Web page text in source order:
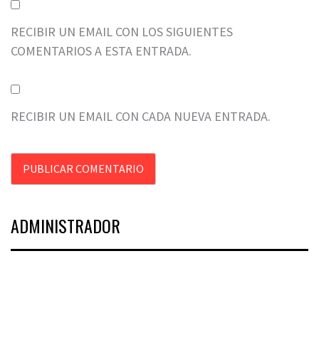
RECIBIR UN EMAIL CON LOS SIGUIENTES
COMENTARIOS A ESTA ENTRADA.
RECIBIR UN EMAIL CON CADA NUEVA ENTRADA.
ADMINISTRADOR